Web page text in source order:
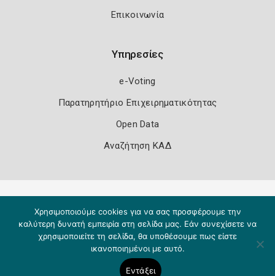
Επικοινωνία
Υπηρεσίες
e-Voting
Παρατηρητήριο Επιχειρηματικότητας
Open Data
Αναζήτηση ΚΑΔ
Χρησιμοποιούμε cookies για να σας προσφέρουμε την
καλύτερη δυνατή εμπειρία στη σελίδα μας. Εάν συνεχίσετε να
χρησιμοποιείτε τη σελίδα, θα υποθέσουμε πως είστε
ικανοποιημένοι με αυτό.
Εντάξει
Copyright 2026 Knowledge A.E.